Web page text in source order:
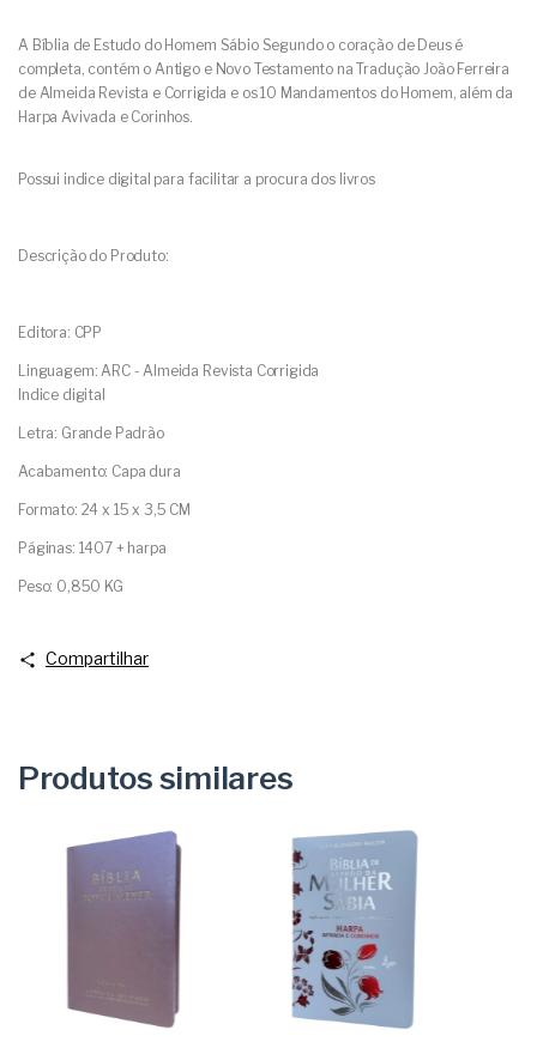
A Bíblia de Estudo do Homem Sábio Segundo o coração de Deus é
completa, contém o Antigo e Novo Testamento na Tradução João Ferreira
de Almeida Revista e Corrigida e os 10 Mandamentos do Homem, além da
Harpa Avivada e Corinhos.
Possui indice digital para facilitar a procura dos livros
Descrição do Produto:
Editora: CPP
Linguagem: ARC - Almeida Revista Corrigida
Indice digital
Letra: Grande Padrão
Acabamento: Capa dura
Formato: 24 x 15 x 3,5 CM
Páginas: 1407 + harpa
Peso: 0,850 KG
Compartilhar
Produtos similares